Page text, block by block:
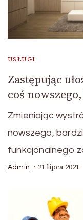
USŁUGI
Zastępując
coś
Zmieniając
nowszego,
funkcjonalnego
Admin 21 lipca 2021